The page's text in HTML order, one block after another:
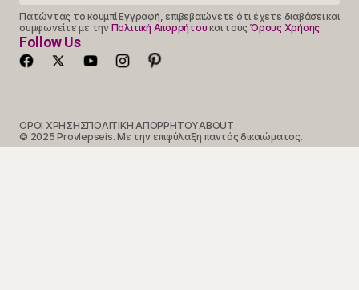
Πατώντας το κουμπί Εγγραφή, επιβεβαιώνετε ότι έχετε διαβάσει και
συμφωνείτε με την Πολιτική Απορρήτου και τους Όρους Χρήσης
Follow Us
ΟΡΟΙ ΧΡΗΣΗΣΠΟΛΙΤΙΚΗ ΑΠΟΡΡΗΤΟΥABOUT
© 2025 Provlepseis. Με την επιφύλαξη παντός δικαιώματος.